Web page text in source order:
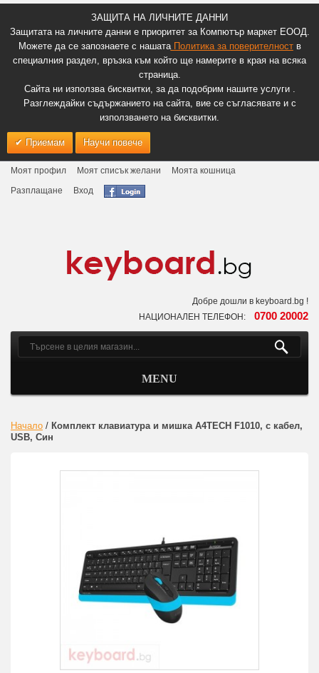
ЗАЩИТА НА ЛИЧНИТЕ ДАННИ
Защитата на личните данни е приоритет за Компютър маркет ЕООД.
Можете да се запознаете с нашатаПолитика за поверителноств
специалния раздел, връзка към който ще намерите в края на всяка
страница.
Сайта ни използва бисквитки, за да подобрим нашите услуги .
Разглеждайки съдържанието на сайта, вие се съгласявате и с
използването на бисквитки.
Приемам Научи повече
Моят профил Моят списък желани
Моята кошница
Разплащане
Вход
Добре дошли в keyboard.bg !
НАЦИОНАЛЕН ТЕЛЕФОН: 0700 20002
MENU
Начало / Комплект клавиатура и мишка A4TECH F1010, с кабел,
USB, Син